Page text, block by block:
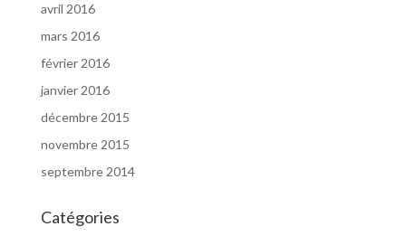
avril 2016
mars 2016
février 2016
janvier 2016
décembre 2015
novembre 2015
septembre 2014
Catégories